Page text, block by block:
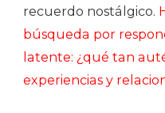
recuerdo nostálgico.
búsqueda por
latente: ¿qué tan
experiencias y